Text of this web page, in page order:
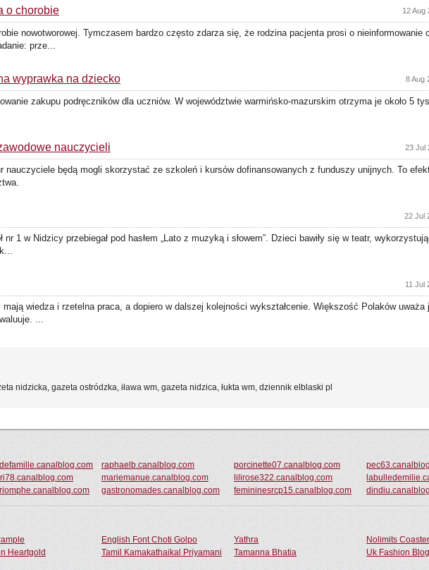
o chorobie 12 Aug
nowotworowej. Tymczasem bardzo często zdarza się, że rodzina pacjenta prosi o nieinformowanie
prze...
wyprawka na dziecko 8 Aug
zakupu podręczników dla uczniów. W województwie warmińsko-mazurskim otrzyma je około 5
nauczycieli 23 Jul
nauczyciele będą mogli skorzystać ze szkoleń i kursów dofinansowanych z funduszy unijnych. To
22 Jul
1 w Nidzicy przebiegał pod hasłem „Lato z muzyką i słowem”. Dzieci bawiły się w teatr,
11 Jul
mają wiedza i rzetelna praca, a dopiero w dalszej kolejności wykształcenie. Większość Polaków uważa
...
nidzicka, gazeta ostródzka, iława wm, gazeta nidzica, łukta wm, dziennik elblaski pl
raphaelb.canalblog.com porcinette07.canalblog.com
mariemanue.canalblog.com lilirose322.canalblog.com
gastronomades.canalblog.com femininesrcp15.canalblog.com
English Font Choti Golpo Yathra
Nolimits Coaster
Heartgold Tamil Kamakathaikal Priyamani Tamanna Bhatia Uk Fashion Blog